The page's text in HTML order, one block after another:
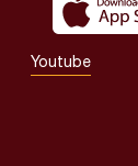
Youtube